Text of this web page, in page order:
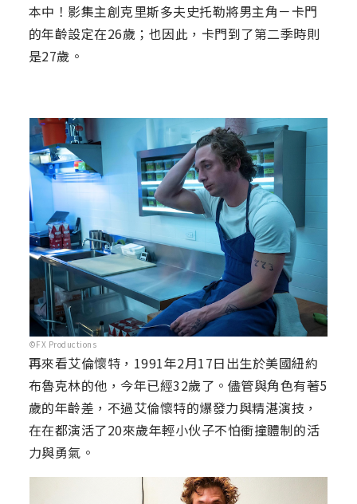
本中！影集主創克里斯多夫史托勒將男主角－卡門
的年齡設定在26歲；也因此，卡門到了第二季時則
是27歲。
©FX Productions
再來看艾倫懷特，1991年2月17日出生於美國紐約
布魯克林的他，今年已經32歲了。儘管與角色有著5
歲的年齡差，不過艾倫懷特的爆發力與精湛演技，
在在都演活了20來歲年輕小伙子不怕衝撞體制的活
力與勇氣。